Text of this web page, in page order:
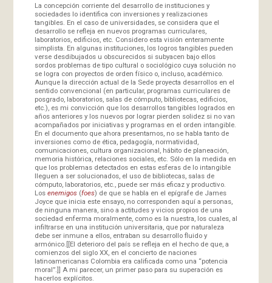
La concepción corriente del desarrollo de instituciones y
sociedades lo identifica con inversiones y realizaciones
tangibles. En el caso de universidades, se considera que el
desarrollo se refleja en nuevos programas curriculares,
laboratorios, edificios, etc. Considero esta visión enteramente
simplista. En algunas instituciones, los logros tangibles pueden
verse desdibujados u obscurecidos si subyacen bajo ellos
sordos problemas de tipo cultural o sociológico cuya solución no
se logra con proyectos de orden físico o, incluso, académico.
Aunque la dirección actual de la Sede proyecta desarrollos en el
sentido convencional (en particular, programas curriculares de
posgrado, laboratorios, salas de cómputo, bibliotecas, edificios,
etc.), es mi convicción que los desarrollos tangibles logrados en
años anteriores y los nuevos por lograr pierden solidez si no van
acompañados por iniciativas y programas en el orden intangible.
En el documento que ahora presentamos, no se habla tanto de
inversiones como de ética, pedagogía, normatividad,
comunicaciones, cultura organizacional, hábito de planeación,
memoria histórica, relaciones sociales, etc. Sólo en la medida en
que los problemas detectados en estas esferas de lo intangible
lleguen a ser solucionados, el uso de bibliotecas, salas de
cómputo, laboratorios, etc., puede ser más eficaz y productivo.
Los enemigos (foes) de que se habla en el epígrafe de James
Joyce que inicia este ensayo, no corresponden aquí a personas,
de ninguna manera, sino a actitudes y vicios propios de una
sociedad enferma moralmente, como es la nuestra, los cuales, al
infiltrarse en una institución universitaria, que por naturaleza
debe ser inmune a ellos, entraban su desarrollo fluido y
armónico.[[El deterioro del país se refleja en el hecho de que, a
comienzos del siglo XX, en el concierto de naciones
latinoamericanas Colombia era calificada como una “potencia
moral”.]] A mi parecer, un primer paso para su superación es
hacerlos explícitos.